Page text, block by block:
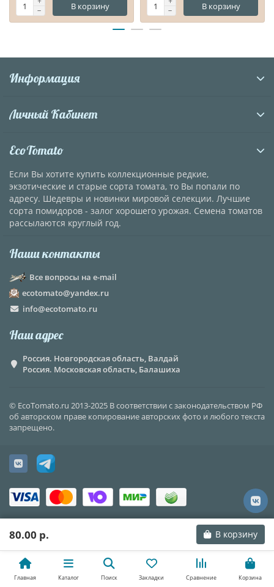
В корзину В корзину
Информация
Личный Кабинет
EcoTomato
Если Вы хотите купить коллекционные редкие,
экзотические и старые сорта томата, то Вы попали по
адресу. Шедевры и новинки мировой селекции. Лучшие
сорта помидоров - залог хорошего урожая. Семена томатов
рассылаются круглый год.
Наши контакты
Все вопросы на e-mail
ecotomato@yandex.ru
info@ecotomato.ru
Наш адрес
Россия. Новгородская область, Валдай
Россия. Московская область, Балашиха
© EcoTomato.ru 2013-2025 В соответствии с законодательством РФ
об авторском праве копирование авторских фото и любого текста
запрещено.
80.00 р. В корзину
Главная Каталог Поиск Закладки Сравнение Корзина